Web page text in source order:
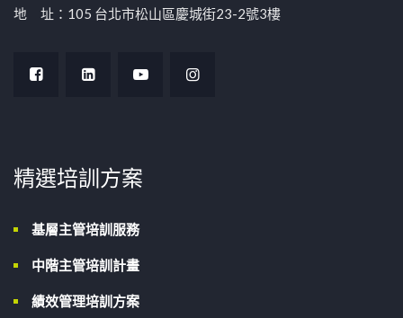
地 址：105 台北市松山區慶城街23-2號3樓
精選培訓方案
基層主管培訓服務
中階主管培訓計畫
績效管理培訓方案